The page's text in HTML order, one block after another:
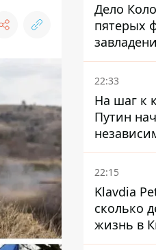
Дело
пятерых
суд
22:33
На шаг к
Путин
заставив
ставку
22:15
Klavdia
сколько
жизнь в